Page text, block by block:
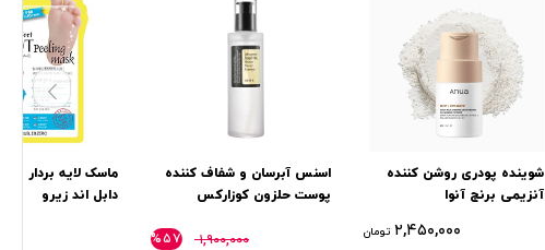
شوینده پودری روشن کننده
آنزیمی برنج آنوا
۲,۴۵۰,۰۰۰ تومان
اسنس آبرسان و شفاف کننده
پوست حلزون کوزارکس
۱,۹۰۰,۰۰۰
%۵۷
ماسک لایه بردار و
دابل اند زیرو